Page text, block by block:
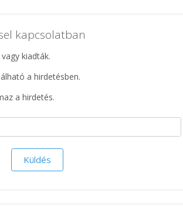
kapcsolatban
kiadták.
a hirdetésben.
a hirdetés.